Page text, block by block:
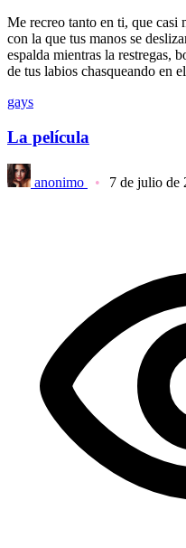
Me recreo tanto en ti, que casi
con la que tus manos se
espalda mientras la restregas,
de tus labios chasqueando en
gays
La película
anonimo 7 de julio de